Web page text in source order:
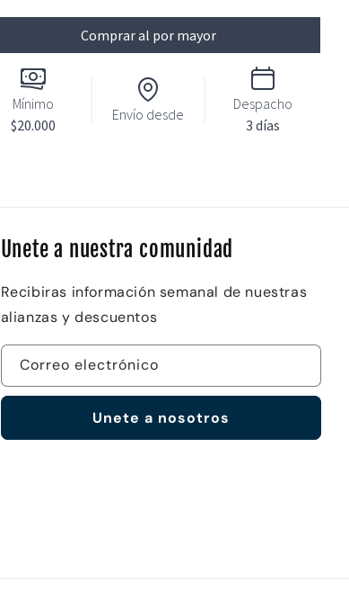
Unete a nuestra comunidad
Recibiras información semanal de nuestras
alianzas y descuentos
Correo electrónico
Unete a nosotros